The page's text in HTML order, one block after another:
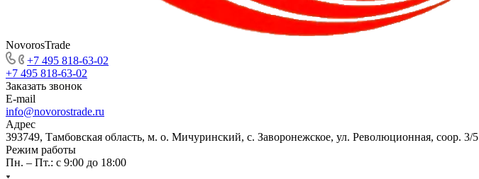
NovorosTrade
+7 495 818-63-02
+7 495 818-63-02
Заказать звонок
E-mail
info@novorostrade.ru
Адрес
393749, Тамбовская область, м. о. Мичуринский, с. Заворонежское, ул. Революционная, соор. 3/5
Режим работы
Пн. – Пт.: с 9:00 до 18:00